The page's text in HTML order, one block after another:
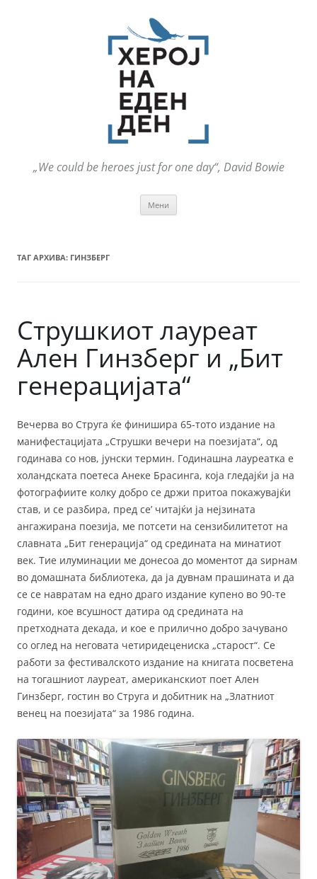
„We could be heroes just for one day“, David Bowie
Мени
ТАГ АРХИВА: ГИНЗБЕРГ
Струшкиот лауреат
Ален Гинзберг и „Бит
генерацијата“
Вечерва во Струга ќе финишира 65-тото издание на
манифестацијата „Струшки вечери на поезијата“, од
годинава со нов, јунски термин. Годинашна лауреатка е
холандската поетеса Анеке Брасинга, која гледајќи ја на
фотографиите колку добро се држи притоа покажувајќи
став, и се разбира, пред се’ читајќи ја нејзината
ангажирана поезија, ме потсети на сензибилитетот на
славната „Бит генерација“ од средината на минатиот
век. Тие илуминации ме донесоа до моментот да ѕирнам
во домашната библиотека, да ја дувнам прашината и да
се се навратам на едно драго издание купено во 90-те
години, кое всушност датира од средината на
претходната декада, и кое е прилично добро зачувано
со оглед на неговата четиридецениска „старост“. Се
работи за фестивалското издание на книгата посветена
на тогашниот лауреат, американскиот поет Ален
Гинзберг, гостин во Струга и добитник на „Златниот
венец на поезијата“ за 1986 година.